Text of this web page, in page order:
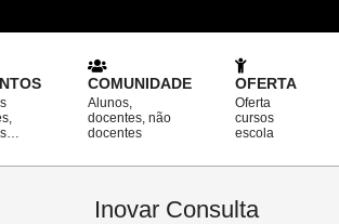
COMUNIDADE
Alunos,
docentes, não
docentes
OFERTA
Oferta
cursos
escola
Inovar Consulta